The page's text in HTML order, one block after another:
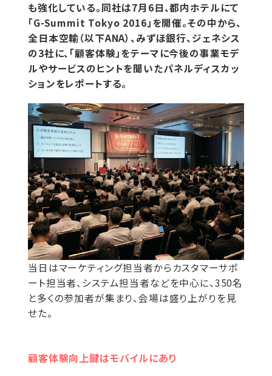
も強化している。同社は7月6日、都内ホテルにて
「G-Summit Tokyo 2016」を開催。その中から、
全日本空輸（以下ANA）、みずほ銀行、ジェネシス
の3社に、「顧客体験」をテーマに今後の事業モデ
ルやサービスのヒントを聞いたパネルディスカッ
ションをレポートする。
当日はマーケティング担当者からカスタマーサポ
ート担当者、システム担当者などを中心に、350名
と多くの参加者が集まり、会場は盛り上がりを見
せた。
顧客体験向上鍵はモバイルにあり